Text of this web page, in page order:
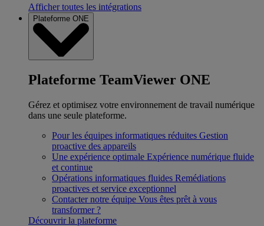
Afficher toutes les intégrations
Plateforme ONE
Plateforme TeamViewer ONE
Gérez et optimisez votre environnement de travail numérique
dans une seule plateforme.
Pour les équipes informatiques réduites Gestion
proactive des appareils
Une expérience optimale Expérience numérique fluide
et continue
Opérations informatiques fluides Remédiations
proactives et service exceptionnel
Contacter notre équipe Vous êtes prêt à vous
transformer ?
Découvrir la plateforme